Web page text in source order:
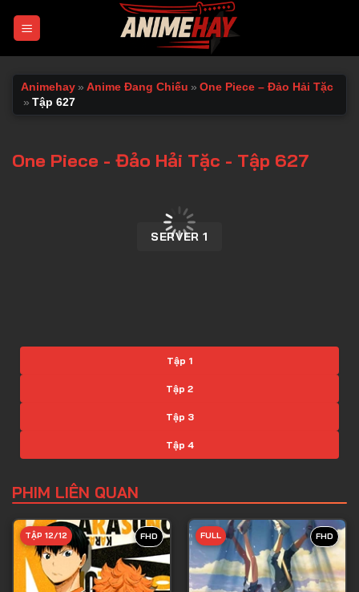
Animehay » Anime Đang Chiếu » One Piece – Đảo Hải Tặc
» Tập 627
One Piece - Đảo Hải Tặc - Tập 627
SERVER 1
Tập 1
Tập 2
Tập 3
Tập 4
Tập 6
Tập 7
Tập 8
Tập 9
PHIM LIÊN QUAN
FHD
TẬP 12/12 FHD
FULL